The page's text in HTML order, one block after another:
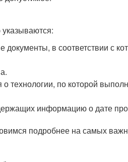
документы, в соответствии с
технологии, по которой
информацию о дате
подробнее на самых